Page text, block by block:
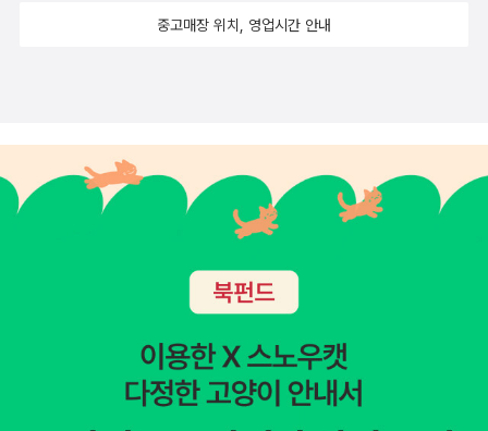
중고매장 위치, 영업시간 안내